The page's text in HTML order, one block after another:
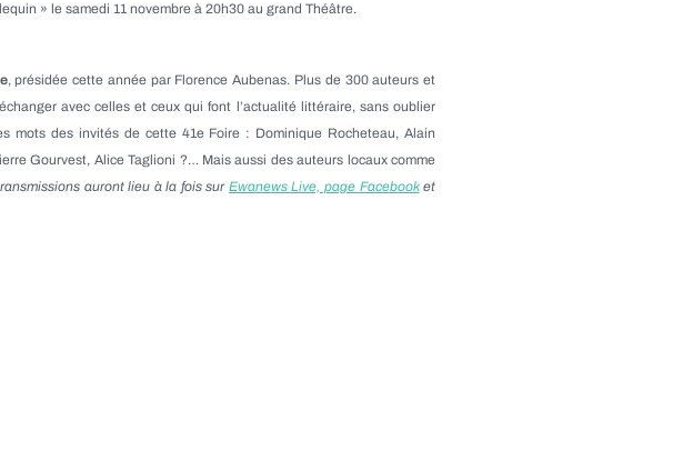
» le samedi 11 novembre à 20h30 au grand Théâtre.
, présidée cette année par Florence Aubenas. Plus de 300 auteurs et
avec celles et ceux qui font l’actualité littéraire, sans oublier
mots des invités de cette 41e Foire : Dominique Rocheteau, Alain
Gourvest, Alice Taglioni ?… Mais aussi des auteurs locaux comme
auront lieu à la fois sur Ewanews Live, page Facebooket